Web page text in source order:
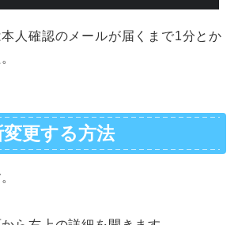
人確認のメールが届くまで1分とか
更する方法